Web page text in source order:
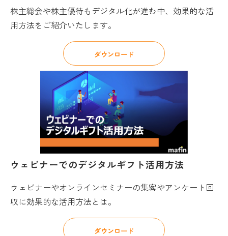
株主総会や株主優待もデジタル化が進む中、効果的な活
用方法をご紹介いたします。
ダウンロード
ウェビナーでのデジタルギフト活用方法
ウェビナーやオンラインセミナーの集客やアンケート回
収に効果的な活用方法とは。
ダウンロード